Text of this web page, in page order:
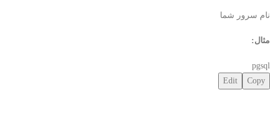
نام سرور شما
مثال:
pgsql
Copy
Edit